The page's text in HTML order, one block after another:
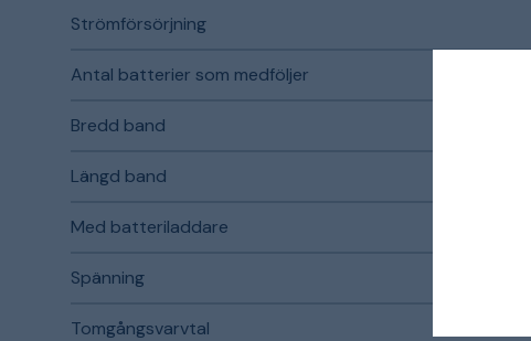
Strömförsörjning
Antal batterier som medföljer
Bredd band
Längd band
Med batteriladdare
Spänning
Tomgångsvarvtal